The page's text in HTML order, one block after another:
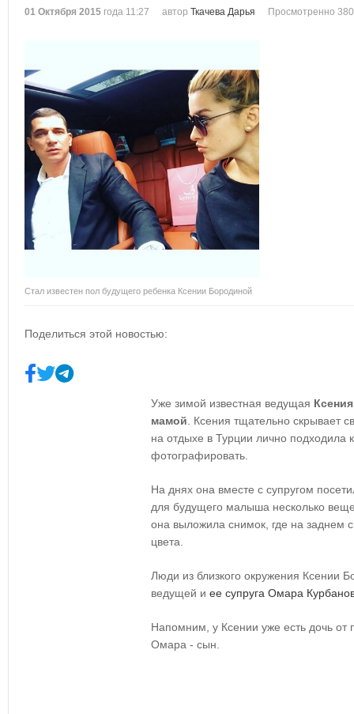
01 Октября 2015 года 11:27 автор Ткачева Дарья Просмотренно
Стал известен пол будущего ребенка Ксении Бородиной
Поделиться этой новостью:
Уже зимой известная ведущая
мамой . Ксения тщательно скрывает
на отдыхе в Турции лично подходила
фотографировать.
На днях она вместе с супругом
для будущего малыша несколько
она выложила снимок, где на заднем
цвета.
Люди из близкого окружения Ксении
ведущей и ее супруга Омара
Напомним, у Ксении уже есть дочь
Омара - сын.